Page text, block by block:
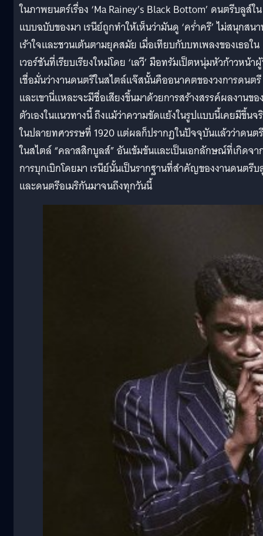
ในภาพยนตร์เรื่อง ‘Ma Rainey’s Black Bottom’ ดนตรีบลูส์ใน
แบบฉบับของมา เรนีย์ถูกทำให้เห็นว่ามันดู ‘คร่ำครึ’ ไม่สนุกสน
เร้าใจและชวนเต้นตามยุคสมัย เมื่อเทียบกับบทเพลงของเธอใน
เวอร์ชันที่เรียบเรียงใหม่โดย ‘เลวี’ มือทรัมเป็ตหนุ่มหัวก้าวหน้า
เชื่อมั่นว่างานดนตรีในสไตล์แจ๊สนั้นคืออนาคตของวงการดนตรี
และเขานี่แหละจะมีชื่อเสียงขึ้นมาด้วยการสร้างสรรค์ผลงานขอ
ตัวเองในแนวทางนี้ ถึงแม้ว่าความขัดแย้งในรูปแบบนี้เคยมีขึ้นจ
ในปลายทศวรรษที่ 1920 แต่ผลก็ปรากฏในปัจจุบันแล้วว่าดนตรี
ในสไตล์ “คลาสสิกบูลส์” อันเข้มข้นและเป็นเอกลักษณ์ที่เกิดจา
การบุกเบิกโดยมา เรนีย์นั้นเป็นรากฐานที่สำคัญของงานดนตรี
และดนตรีอเมริกันมาจนถึงทุกวันนี้